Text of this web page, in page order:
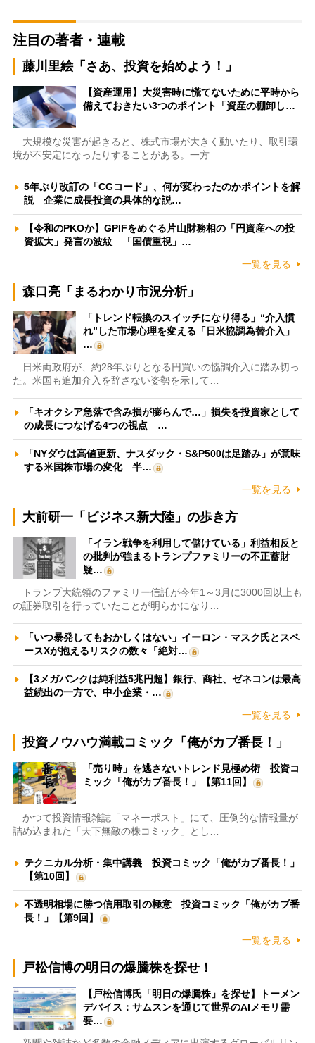
注目の著者・連載
藤川里絵「さあ、投資を始めよう！」
【資産運用】大災害時に慌てないために平時から
備えておきたい3つのポイント「資産の棚卸し…
大規模な災害が起きると、株式市場が大きく動いたり、取引環
境が不安定になったりすることがある。一方…
5年ぶり改訂の「CGコード」、何が変わったのかポイントを解
説 企業に成長投資の具体的な説…
【令和のPKOか】GPIFをめぐる片山財務相の「円資産への投
資拡大」発言の波紋 「国債重視」…
一覧を見る
森口亮「まるわかり市況分析」
「トレンド転換のスイッチになり得る」“介入慣
れ”した市場心理を変える「日米協調為替介入」
…
日米両政府が、約28年ぶりとなる円買いの協調介入に踏み切っ
た。米国も追加介入を辞さない姿勢を示して…
「キオクシア急落で含み損が膨らんで…」損失を投資家として
の成長につなげる4つの視点 …
「NYダウは高値更新、ナスダック・S&P500は足踏み」が意味
する米国株市場の変化 半…
一覧を見る
大前研一「ビジネス新大陸」の歩き方
「イラン戦争を利用して儲けている」利益相反と
の批判が強まるトランプファミリーの不正蓄財
疑…
トランプ大統領のファミリー信託が今年1～3月に3000回以上も
の証券取引を行っていたことが明らかになり…
「いつ暴発してもおかしくはない」イーロン・マスク氏とスペ
ースXが抱えるリスクの数々「絶対…
【3メガバンクは純利益5兆円超】銀行、商社、ゼネコンは最高
益続出の一方で、中小企業・…
一覧を見る
投資ノウハウ満載コミック「俺がカブ番長！」
「売り時」を逃さないトレンド見極め術 投資コ
ミック「俺がカブ番長！」【第11回】
かつて投資情報雑誌「マネーポスト」にて、圧倒的な情報量が
詰め込まれた「天下無敵の株コミック」とし…
テクニカル分析・集中講義 投資コミック「俺がカブ番長！」
【第10回】
不透明相場に勝つ信用取引の極意 投資コミック「俺がカブ番
長！」【第9回】
一覧を見る
戸松信博の明日の爆騰株を探せ！
【戸松信博氏「明日の爆騰株」を探せ】トーメン
デバイス：サムスンを通じて世界のAIメモリ需
要…